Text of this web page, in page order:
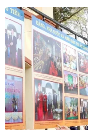
Thủ tướng Anh
Theo phóng viên
thuộc đảng Bảo
đã cảnh báo Thủ
họ sẵn sàng bày
khỏi Liên minh